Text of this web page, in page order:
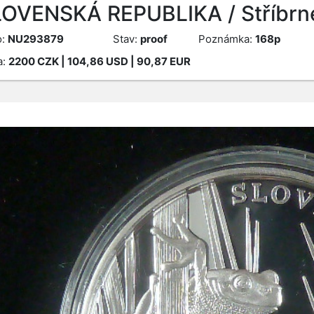
REPUBLIKA /
NU293879 Stav: proof Poznámka: 168p
2200CZK| 104,86 USD | 90,87 EUR